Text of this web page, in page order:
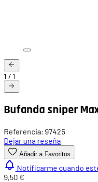
1 / 1
Bufanda sniper
Referencia: 97425
Dejar una reseña
Añadir a Favoritos
Notificarme cuando
9,50 €